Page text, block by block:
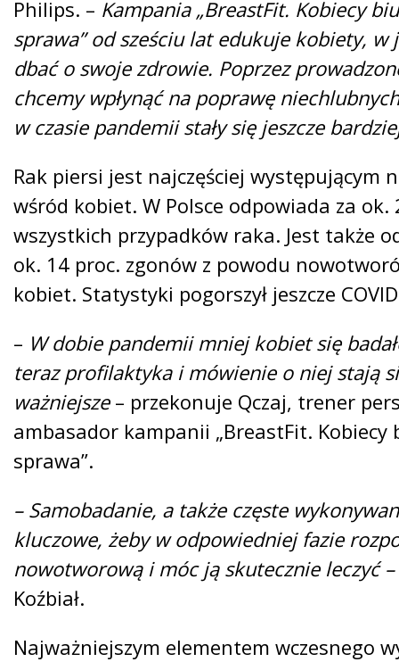
Philips. – Kampania „BreastFit. Kobiecy
sprawa” od sześciu lat edukuje kobiety, w
dbać o swoje zdrowie. Poprzez
chcemy wpłynąć na poprawę
w czasie pandemii stały się jeszcze
Rak piersi jest najczęściej występującym
wśród kobiet. W Polsce odpowiada za ok.
wszystkich przypadków raka. Jest także
ok. 14 proc. zgonów z powodu
kobiet. Statystyki pogorszył jeszcze
– W dobie pandemii mniej kobiet się
teraz profilaktyka i mówienie o niej stają
ważniejsze – przekonuje Qczaj, trener
ambasador kampanii „BreastFit. Kobiecy
sprawa”.
– Samobadanie, a także częste
kluczowe, żeby w odpowiedniej fazie
nowotworową i móc ją skutecznie leczyć –
Koźbiał.
Najważniejszym elementem wczesnego